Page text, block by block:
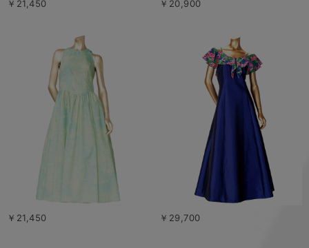
￥21,450 ￥20,900
￥21,450 ￥29,700